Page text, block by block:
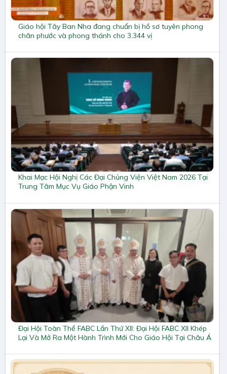
Giáo hội Tây Ban Nha đang chuẩn bị hồ sơ tuyên phong
chân phước và phong thánh cho 3.344 vị
Khai Mạc Hội Nghị Các Đại Chủng Viện Việt Nam 2026 Tại
Trung Tâm Mục Vụ Giáo Phận Vinh
Đại Hội Toàn Thể FABC Lần Thứ XII: Đại Hội FABC XII Khép
Lại Và Mở Ra Một Hành Trình Mới Cho Giáo Hội Tại Châu Á